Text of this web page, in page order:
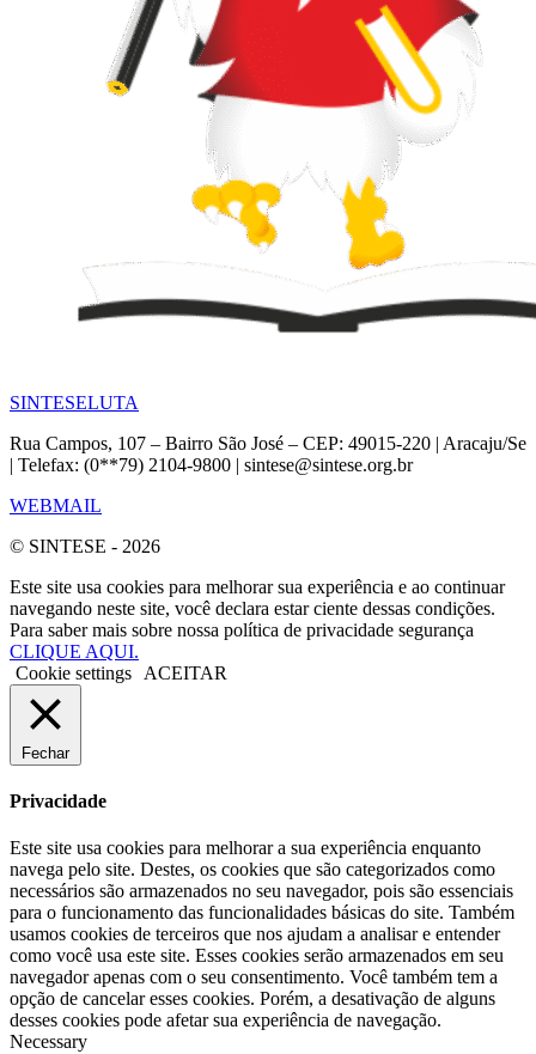
SINTESELUTA
Rua Campos, 107 – Bairro São José – CEP: 49015-220 | Aracaju/Se
| Telefax: (0**79) 2104-9800 | sintese@sintese.org.br
WEBMAIL
© SINTESE - 2026
Este site usa cookies para melhorar sua experiência e ao continuar
navegando neste site, você declara estar ciente dessas condições.
Para saber mais sobre nossa política de privacidade segurança
CLIQUE AQUI.
Cookie settings
ACEITAR
Fechar
Privacidade
Este site usa cookies para melhorar a sua experiência enquanto
navega pelo site. Destes, os cookies que são categorizados como
necessários são armazenados no seu navegador, pois são essenciais
para o funcionamento das funcionalidades básicas do site. Também
usamos cookies de terceiros que nos ajudam a analisar e entender
como você usa este site. Esses cookies serão armazenados em seu
navegador apenas com o seu consentimento. Você também tem a
opção de cancelar esses cookies. Porém, a desativação de alguns
desses cookies pode afetar sua experiência de navegação.
Necessary